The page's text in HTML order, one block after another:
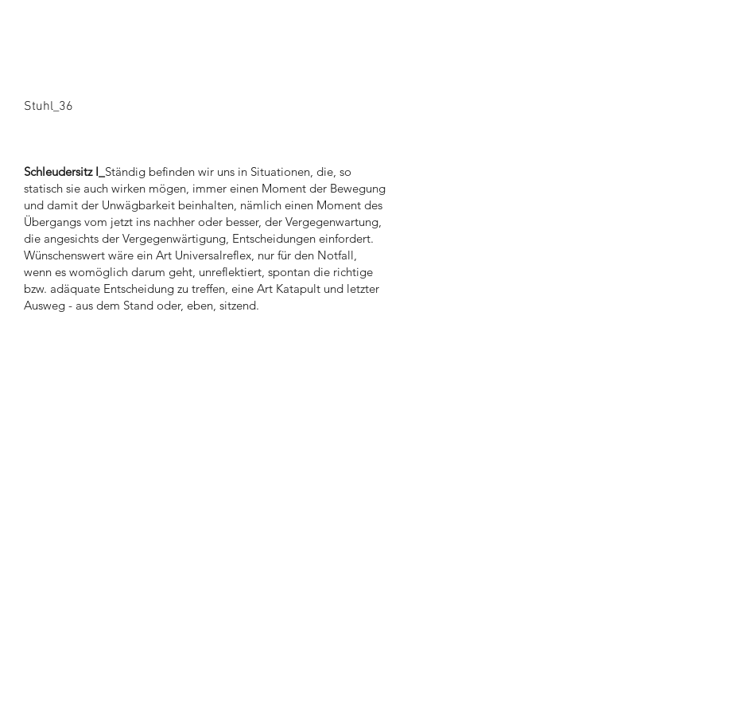
Stuhl_36
Schleudersitz I_ Ständig befinden wir uns in Situationen, die, so
statisch sie auch wirken mögen, immer einen Moment der Bewegung
und damit der Unwägbarkeit beinhalten, nämlich einen Moment des
Übergangs vom jetzt ins nachher oder besser, der Vergegenwartung,
die angesichts der Vergegenwärtigung, Entscheidungen einfordert.
Wünschenswert wäre ein Art Universalreflex, nur für den Notfall,
wenn es womöglich darum geht, unreflektiert, spontan die richtige
bzw. adäquate Entscheidung zu treffen, eine Art Katapult und letzter
Ausweg - aus dem Stand oder, eben, sitzend.